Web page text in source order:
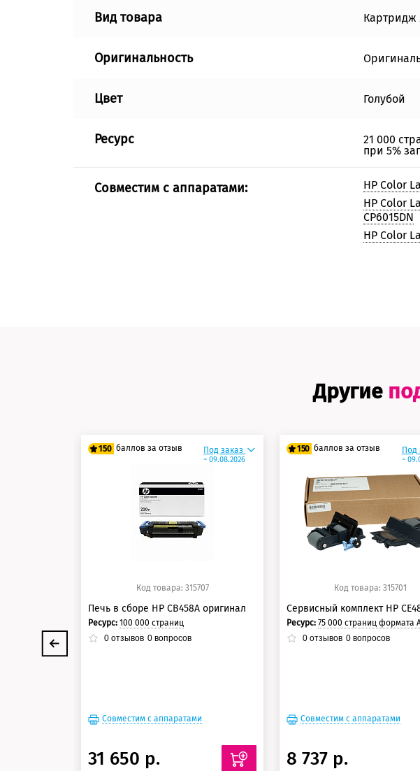
Вид товара Картридж
Оригинальность
Цвет Голубой
Ресурс
21 000
при 5%
Совместим с аппаратами:
HP Color
HP Color
CP6015DN
HP Color
Другие
150 баллов за отзыв
125 баллов
150 баллов
Под заказ
~ 09.08.2026
Код товара: 315707
Печь в сборе HP CB458A оригинал
Ресурс:100 000 страниц
0 отзывов 0 вопросов
Совместим с аппаратами
31 650 р.
150 баллов за отзыв
125 баллов
150 баллов
Под
~
Код товара: 315701
Сервисный комплект HP
Ресурс: 75 000 страниц формата А4 при 5%
0отзывов 0вопросов
Совместим с аппаратами
8 737 р.